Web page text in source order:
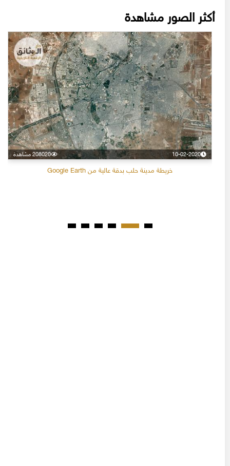
أكثر الصور مشاهدة
10-02-2020 208020 مشاهدة
خريطة مدينة حلب بدقة عالية من Google Earth